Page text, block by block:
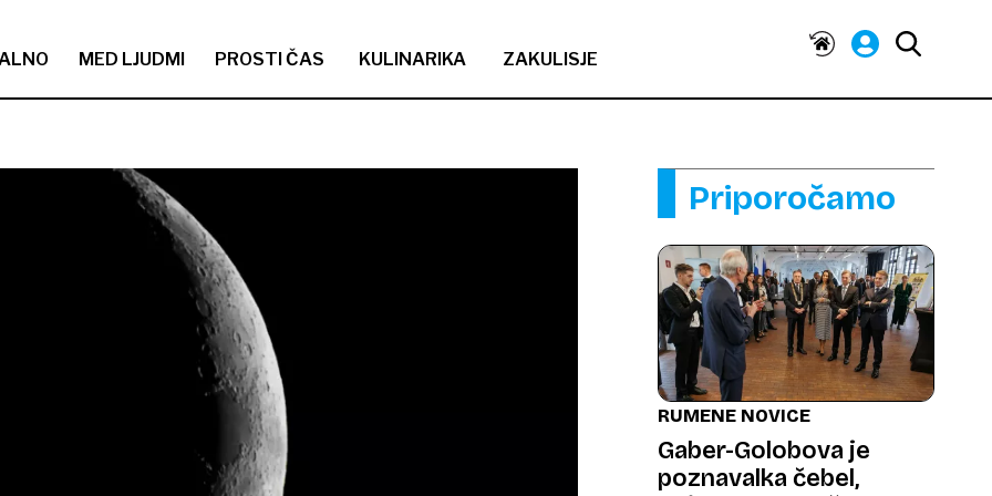
MED LJUDMI PROSTI ČAS KULINARIKA ZAKULISJE
Priporočamo
RUMENE NOVICE
Gaber-Golobova je
poznavalka čebel,